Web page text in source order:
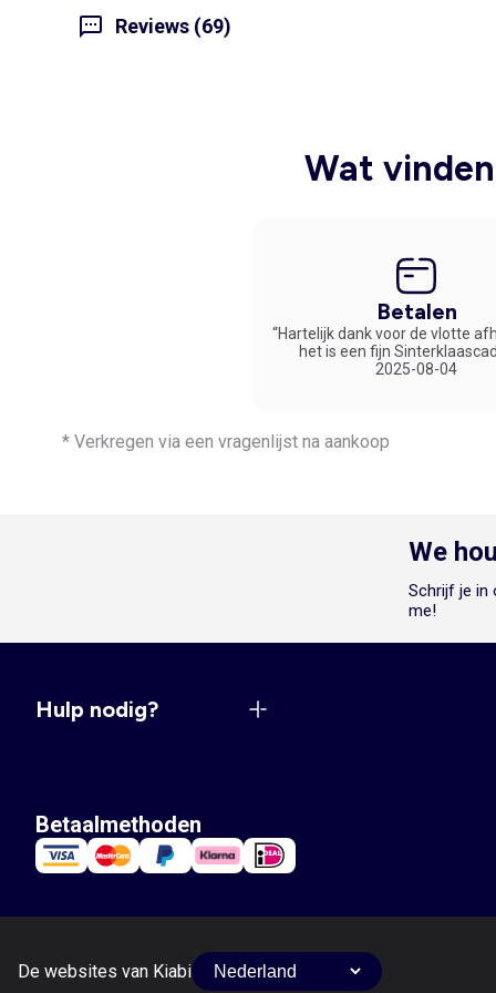
Reviews (69)
Wat
Betalen
“Hartelijk dank voor de vlotte
het is een fijn
2025-08-04
* Verkregen via een vragenlijst na aankoop
We
Schrijf je in
me!
Hulp nodig?
Betaalmethoden
De websites van Kiabi